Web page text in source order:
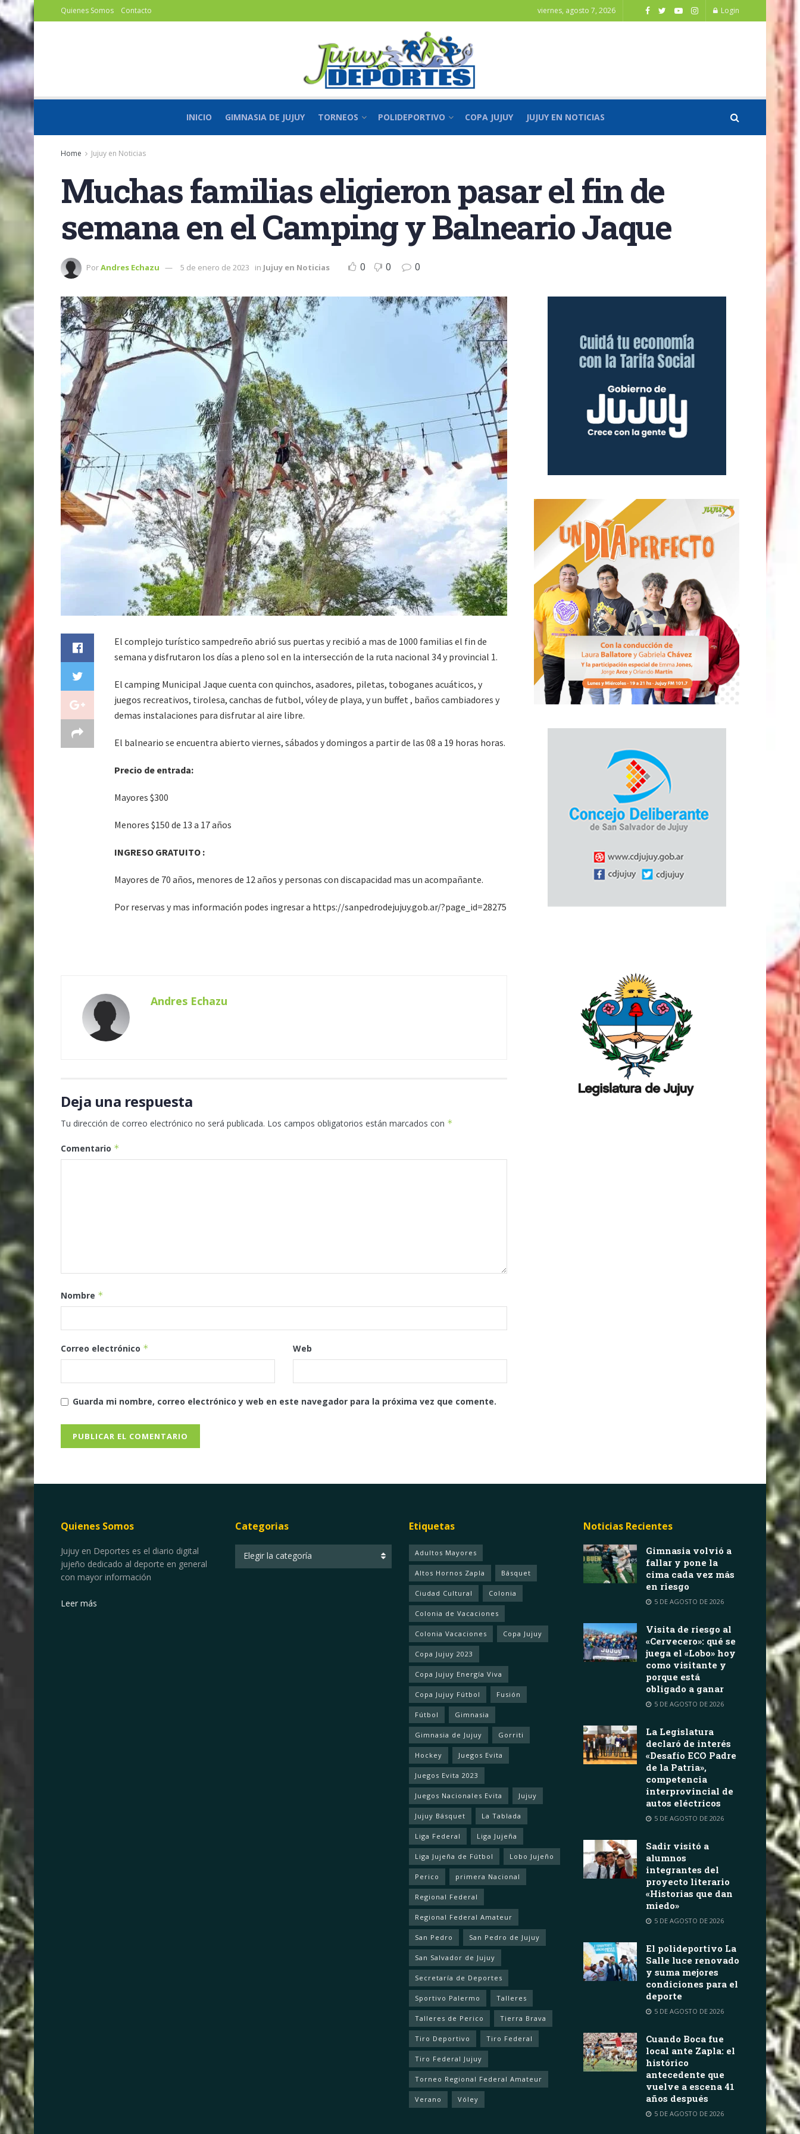
Quienes Somos Contacto viernes, agosto 7, 2026 Login
INICIO GIMNASIA DE JUJUY TORNEOS POLIDEPORTIVO COPA JUJUY JUJUY EN NOTICIAS
Home Jujuy en Noticias
Muchas familias eligieron pasar el fin de
semana en el Camping y Balneario Jaque
PorAndres Echazu 5 de enero de 2023 in Jujuy en Noticias 0 0 0
El complejo turístico sampedreño abrió sus puertas y recibió a mas de 1000 familias el fin de
semana y disfrutaron los días a pleno sol en la intersección de la ruta nacional 34 y provincial 1.
El camping Municipal Jaque cuenta con quinchos, asadores, piletas, toboganes acuáticos, y
juegos recreativos, tirolesa, canchas de futbol, vóley de playa, y un buffet , baños cambiadores y
demas instalaciones para disfrutar al aire libre.
El balneario se encuentra abierto viernes, sábados y domingos a partir de las 08 a 19 horas horas.
Precio de entrada:
Mayores $300
Menores $150 de 13 a 17 años
INGRESO GRATUITO :
Mayores de 70 años, menores de 12 años y personas con discapacidad mas un acompañante.
Por reservas y mas información podes ingresar a https://sanpedrodejujuy.gob.ar/?page_id=28275
Andres Echazu
Deja una respuesta
Tu dirección de correo electrónico no será publicada. Los campos obligatorios están marcados con *
Comentario *
Nombre *
Correo electrónico * Web
Guarda mi nombre, correo electrónico y web en este navegador para la próxima vez que comente.
Quienes Somos
Jujuy en Deportes es el diario digital
jujeño dedicado al deporte en general
con mayor información
Leer más
Categorias
Categorias
Elegir la categoría
Etiquetas
Adultos Mayores
Altos Hornos Zapla Básquet
Ciudad Cultural Colonia
Colonia de Vacaciones
Colonia Vacaciones Copa Jujuy
Copa Jujuy 2023
Copa Jujuy Energía Viva
Copa Jujuy Fútbol Fusión
Fútbol Gimnasia
Gimnasia de Jujuy Gorriti
Hockey Juegos Evita
Juegos Evita 2023
Juegos Nacionales Evita Jujuy
Jujuy Básquet La Tablada
Liga Federal Liga Jujeña
Liga Jujeña de Fútbol Lobo Jujeño
Perico primera Nacional
Regional Federal
Regional Federal Amateur
San Pedro San Pedro de Jujuy
San Salvador de Jujuy
Secretaría de Deportes
Sportivo Palermo Talleres
Talleres de Perico Tierra Brava
Tiro Deportivo Tiro Federal
Tiro Federal Jujuy
Torneo Regional Federal Amateur
Verano Vóley
Noticias Recientes
Gimnasia volvió a
fallar y pone la
cima cada vez más
en riesgo
5 DE AGOSTO DE 2026
Visita de riesgo al
«Cervecero»: qué se
juega el «Lobo» hoy
como visitante y
porque está
obligado a ganar
5 DE AGOSTO DE 2026
La Legislatura
declaró de interés
«Desafío ECO Padre
de la Patria»,
competencia
interprovincial de
autos eléctricos
5 DE AGOSTO DE 2026
Sadir visitó a
alumnos
integrantes del
proyecto literario
«Historias que dan
miedo»
5 DE AGOSTO DE 2026
El polideportivo La
Salle luce renovado
y suma mejores
condiciones para el
deporte
5 DE AGOSTO DE 2026
Cuando Boca fue
local ante Zapla: el
histórico
antecedente que
vuelve a escena 41
años después
5 DE AGOSTO DE 2026